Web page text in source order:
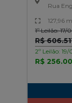
Rua
127,96
1º Leilão:
R$
2º Leilão:
R$